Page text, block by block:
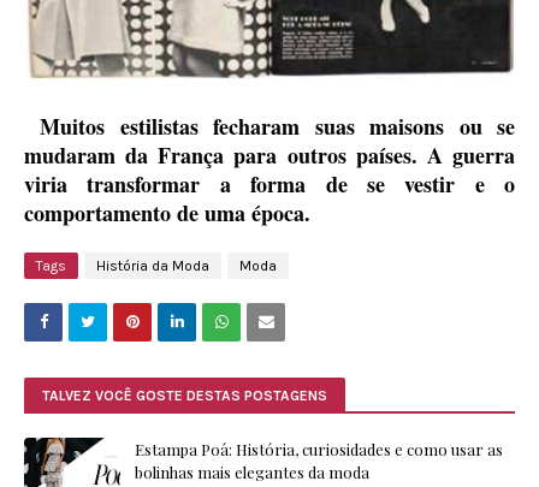
Muitos estilistas fecharam suas maisons ou se
mudaram da França para outros países. A guerra
viria transformar a forma de se vestir e o
comportamento de uma época.
Tags História da Moda Moda
TALVEZ VOCÊ GOSTE DESTAS POSTAGENS
Estampa Poá: História, curiosidades e como usar as
bolinhas mais elegantes da moda